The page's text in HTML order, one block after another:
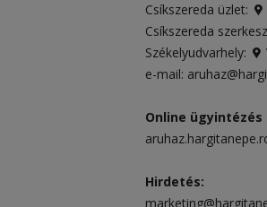
Csíkszereda üzlet:
Csíkszereda
Székelyudvarhely:
e-mail:
Online ügyintézés
Hirdetés: